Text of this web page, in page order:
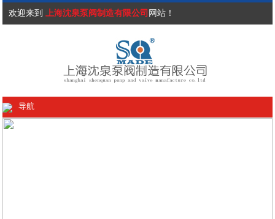
欢迎来到 上海沈泉泵阀制造有限公司 网站！
导航